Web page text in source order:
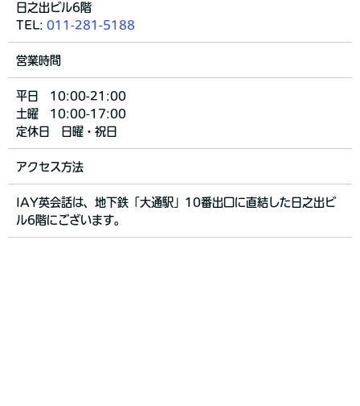
日之出ビル6階
TEL: 011-281-5188
営業時間
平日 10:00-21:00
土曜 10:00-17:00
定休日 日曜・祝日
アクセス方法
IAY英会話は、地下鉄「大通駅」10番出口に直結した日之出ビ
ル6階にございます。